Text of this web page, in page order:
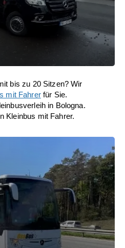
bis zu 20 Sitzen? Wir
mit Fahrerfür Sie.
in Bologna.
Kleinbus mit Fahrer.